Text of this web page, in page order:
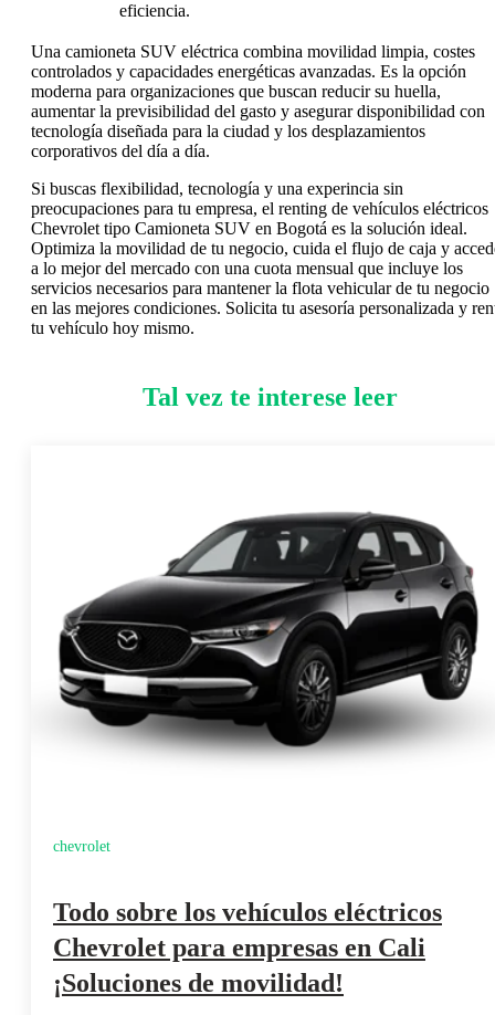
eficiencia.
Una camioneta SUV eléctrica combina movilidad limpia, costes
controlados y capacidades energéticas avanzadas. Es la opción
moderna para organizaciones que buscan reducir su huella,
aumentar la previsibilidad del gasto y asegurar disponibilidad con
tecnología diseñada para la ciudad y los desplazamientos
corporativos del día a día.
Si buscas flexibilidad, tecnología y una experincia sin
preocupaciones para tu empresa, el renting de vehículos eléctricos
Chevrolet tipo Camioneta SUV en Bogotá es la solución ideal.
Optimiza la movilidad de tu negocio, cuida el flujo de caja y
a lo mejor del mercado con una cuota mensual que incluye los
servicios necesarios para mantener la flota vehicular de tu negocio
en las mejores condiciones. Solicita tu asesoría personalizada y
tu vehículo hoy mismo.
Tal vez te interese leer
chevrolet
Todo sobre los vehículos eléctricos
Chevrolet para empresas en Cali
¡Soluciones de movilidad!